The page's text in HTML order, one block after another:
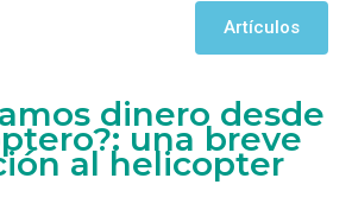
Artículos
dinero desde
una breve
al helicopter